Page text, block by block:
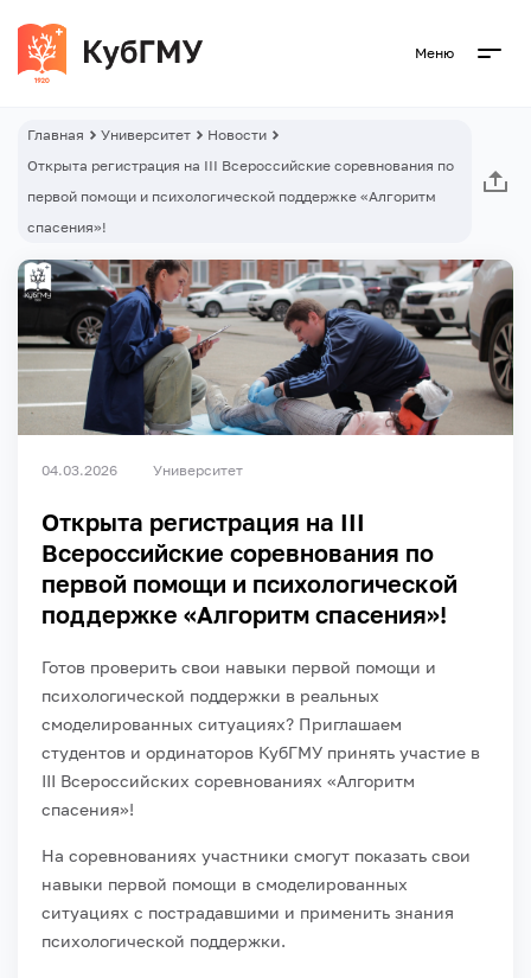
Меню
Главная Университет
Новости
Открыта регистрация на III Всероссийские соревнования по
первой помощи и психологической поддержке «Алгоритм
спасения»!
04.03.2026 Университет
Открыта регистрация на III
Всероссийские соревнования по
первой помощи и психологической
поддержке «Алгоритм спасения»!
Готов проверить свои навыки первой помощи и
психологической поддержки в реальных
смоделированных ситуациях? Приглашаем
студентов и ординаторов КубГМУ принять участие в
III Всероссийских соревнованиях «Алгоритм
спасения»!
На соревнованиях участники смогут показать свои
навыки первой помощи в смоделированных
ситуациях с пострадавшими и применить знания
психологической поддержки.